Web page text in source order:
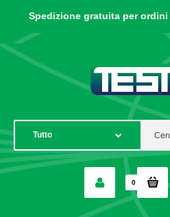
Spedizione gratuita per ordini
0